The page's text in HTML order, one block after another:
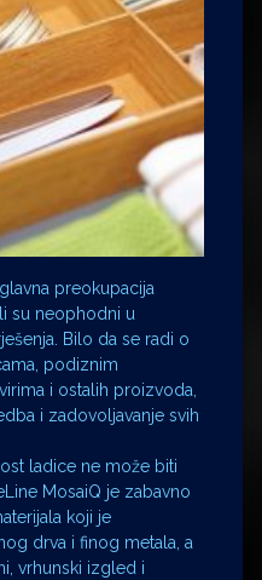
preokupacija
su neophodni u
Bilo da se radi o
podiznim
i ostalih proizvoda,
i zadovoljavanje svih
ladice ne može biti
MosaiQ je zabavno
koji je
drva i finog metala, a
vrhunski izgled i